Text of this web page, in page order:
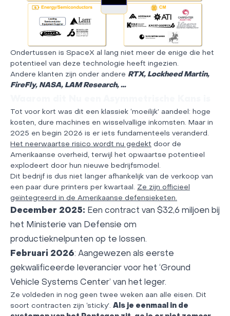
Ondertussen is SpaceX al lang niet meer de enige die het
potentieel van deze technologie heeft ingezien.
Andere klanten zijn onder andere RTX, Lockheed Martin,
FireFly, NASA, LAM Research, …
Tot voor kort was dit een klassiek ‘moeilijk’ aandeel: hoge
kosten, dure machines en wisselvallige inkomsten. Maar in
2025 en begin 2026 is er iets fundamenteels veranderd.
Het neerwaartse risico wordt nu gedekt door de
Amerikaanse overheid, terwijl het opwaartse potentieel
explodeert door hun nieuwe bedrijfsmodel.
Dit bedrijf is dus niet langer afhankelijk van de verkoop van
een paar dure printers per kwartaal. Ze zijn officieel
geïntegreerd in de Amerikaanse defensieketen.
December 2025: Een contract van $32,6 miljoen bij
het Ministerie van Defensie om
productieknelpunten op te lossen.
Februari 2026: Aangewezen als eerste
gekwalificeerde leverancier voor het ‘Ground
Vehicle Systems Center’ van het leger.
Ze voldeden in nog geen twee weken aan alle eisen. Dit
soort contracten zijn ‘sticky’. Als je eenmaal in de